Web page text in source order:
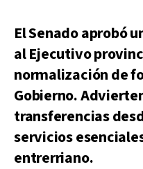
El Senado aprobó
al Ejecutivo
normalización de
Gobierno.
transferencias
servicios
entrerriano.